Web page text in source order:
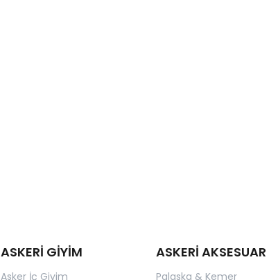
ASKERİ GİYİM
Asker İç Giyim
ASKERİ AKSESUAR
Palaska & Kemer